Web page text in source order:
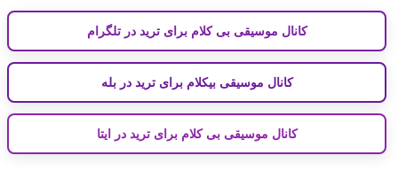
کانال موسیقی بی کلام برای ترید در تلگرام
کانال موسیقی بیکلام برای ترید در بله
کانال موسیقی بی کلام برای ترید در ایتا